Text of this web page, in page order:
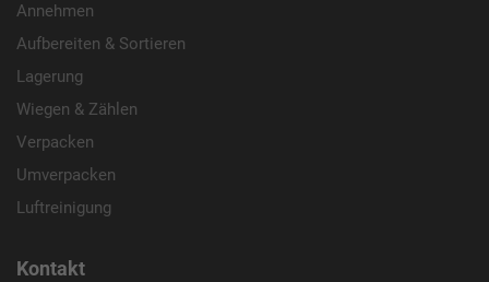
Annehmen
Aufbereiten & Sortieren
Lagerung
Wiegen & Zählen
Verpacken
Umverpacken
Luftreinigung
Kontakt